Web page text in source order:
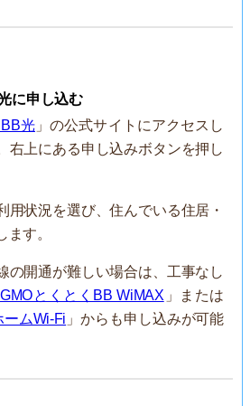
に申し込む
光」の公式サイトにアクセスし
右上にある申し込みボタンを押し
用状況を選び、住んでいる住居・
ます。
の開通が難しい場合は、工事なし
GMOとくとくBB WiMAX 」または
ームWi-Fi 」からも申し込みが可能